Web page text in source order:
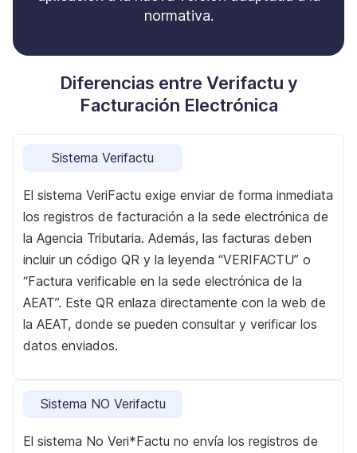
normativa.
Diferencias entre Verifactu y
Facturación Electrónica
Sistema Verifactu
El sistema VeriFactu exige enviar de forma inmediata
los registros de facturación a la sede electrónica de
la Agencia Tributaria. Además, las facturas deben
incluir un código QR y la leyenda “VERIFACTU” o
“Factura verificable en la sede electrónica de la
AEAT”. Este QR enlaza directamente con la web de
la AEAT, donde se pueden consultar y verificar los
datos enviados.
Sistema NO Verifactu
El sistema No Veri*Factu no envía los registros de